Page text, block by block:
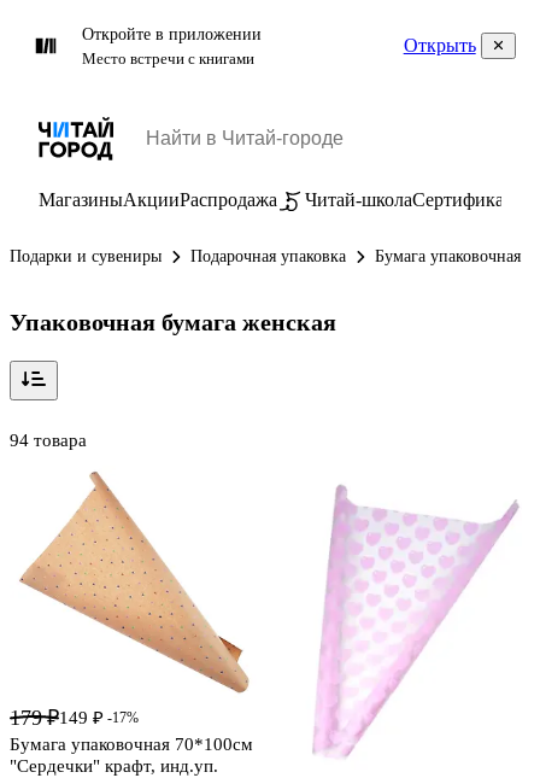
Откройте в приложении
Место встречи с книгами
Открыть
МагазиныАкцииРаспродажа Читай-школаСертификаты
Подарки и сувениры Подарочная упаковка Бумага упаковочная
Упаковочная бумага женская
94 товара
179 ₽149 ₽ -17%
Бумага упаковочная 70*100см
"Сердечки" крафт, инд.уп.